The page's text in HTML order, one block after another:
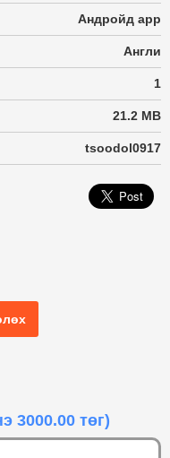
Андройд app
Англи
1
21.2 MB
tsoodol0917
3000.00 төг)